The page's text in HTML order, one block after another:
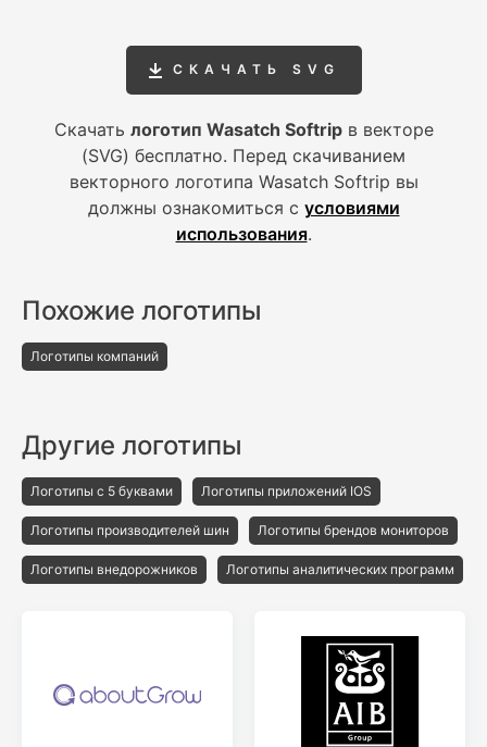
СКАЧАТЬ SVG
Скачать логотип Wasatch Softripв векторе
(SVG) бесплатно. Перед скачиванием
векторного логотипа Wasatch Softrip вы
должны ознакомиться с условиями
использования.
Похожие логотипы
Логотипы компаний
Другие логотипы
Логотипы с 5 буквами Логотипы приложений IOS
Логотипы производителей шин Логотипы брендов мониторов
Логотипы внедорожников Логотипы аналитических программ